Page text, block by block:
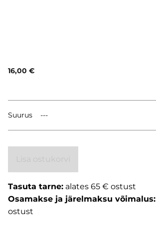
16,00 €
Suurus
Tasuta tarne: alates 65 € ostust
Osamakse ja järelmaksu võimalus:
ostust